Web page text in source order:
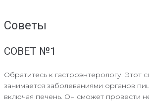
Советы
СОВЕТ №1
Обратитесь к гастроэнтерологу. Этот
занимается заболеваниями органов
включая печень. Он сможет провести